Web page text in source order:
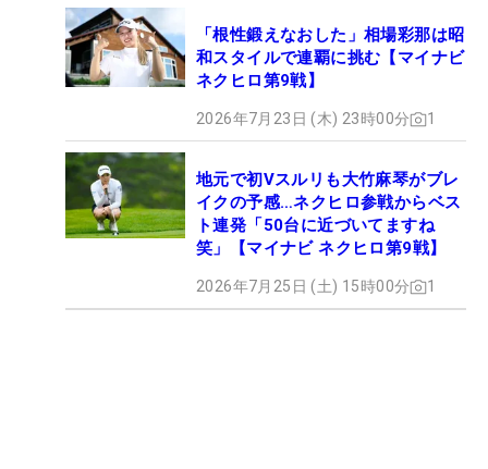
「根性鍛えなおした」相場彩那は昭
和スタイルで連覇に挑む【マイナビ
ネクヒロ第9戦】
2026年7月23日 (木) 23時00分 1
地元で初Vスルリも大竹麻琴がブレ
イクの予感…ネクヒロ参戦からベス
ト連発「50台に近づいてますね
笑」【マイナビ ネクヒロ第9戦】
2026年7月25日 (土) 15時00分 1